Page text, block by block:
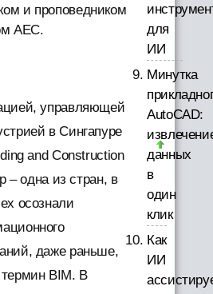
и проповедником
AEC.
управляющей
в Сингапуре
and Construction
– одна из стран, в
осознали
даже раньше,
BIM. В
для
ИИ
Минутка
AutoCAD:
данных
в
один
клик
Как
ИИ